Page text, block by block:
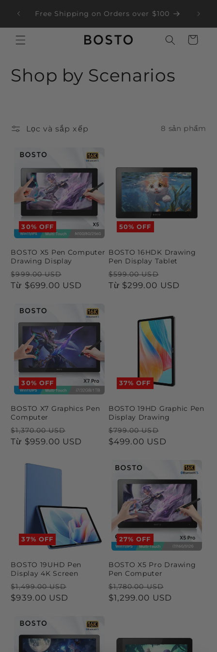
đến nộiFree Shipping on Orders over $100
Giỏ
hàng
B
u
t
ậ
p
:
Shop by Scenarios
Lọc và sắp xếp 8 sản phẩm
30% OFF
BOSTO X5 Pen Computer
Drawing Display
Giá
thông
$999.00 USD
ưu
Từ $699.00 USD
50% OFF
BOSTO 16HDK Drawing
Pen Display Tablet
Giá
thông
$599.00 USD
ưu
Từ $299.00 USD
30% OFF
BOSTO X7 Graphics Pen
Computer
Giá
thông
$1,370.00 USD
ưu
Từ $959.00 USD
37% OFF
BOSTO 19HD Graphic Pen
Display Drawing
Giá
thông
$799.00 USD
ưu
$499.00 USD
37% OFF
BOSTO 19UHD Pen
Display 4K Screen
Giá
thông
$1,499.00 USD
$939.00 USD
27% OFF
BOSTO X5 Pro Drawing
Pen Computer
Giá
thông
$1,780.00 USD
ưu
$1,299.00 USD